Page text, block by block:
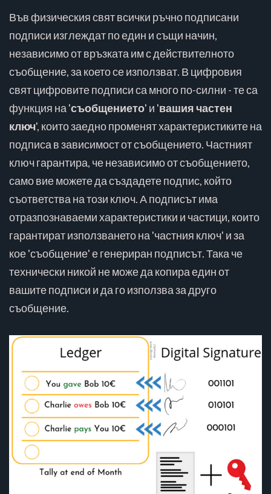
Във физическия свят всички ръчно подписани
подписи изглеждат по един и същи начин,
независимо от връзката им с действителното
съобщение, за което се използват. В цифровия
свят цифровите подписи са много по-силни - те са
функция на 'съобщението' и 'вашия частен
ключ', които заедно променят характеристиките на
подписа в зависимост от съобщението. Частният
ключ гарантира, че независимо от съобщението,
само вие можете да създадете подпис, който
съответства на този ключ. А подписът има
отразпознаваеми характеристики и частици, които
гарантират използването на 'частния ключ' и за
кое 'съобщение' е генериран подписът. Така че
технически никой не може да копира един от
вашите подписи и да го използва за друго
съобщение.